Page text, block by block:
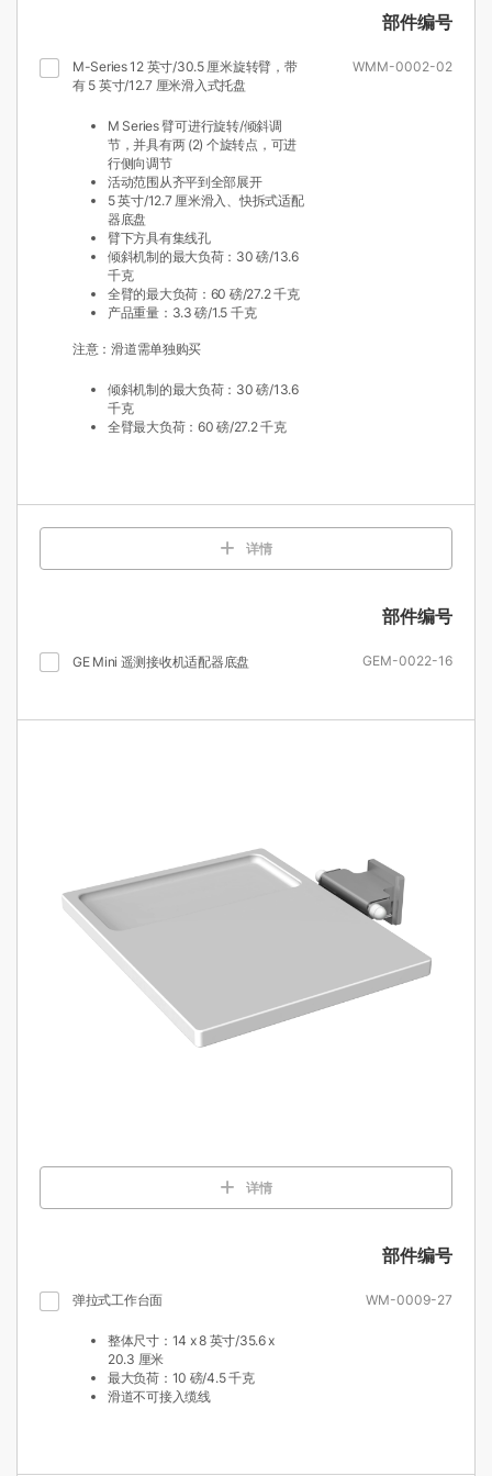
部件编号
M-Series 12 英寸/30.5 厘米旋转臂，带
有 5 英寸/12.7 厘米滑入式托盘
M Series 臂可进行旋转/倾斜调
节，并具有两 (2) 个旋转点，可进
行侧向调节
活动范围从齐平到全部展开
5 英寸/12.7 厘米滑入、快拆式适配
器底盘
臂下方具有集线孔
倾斜机制的最大负荷：30 磅/13.6
千克
全臂的最大负荷：60 磅/27.2 千克
产品重量：3.3 磅/1.5 千克
注意：滑道需单独购买
倾斜机制的最大负荷：30 磅/13.6
千克
全臂最大负荷：60 磅/27.2 千克
WMM-0002-02
详情
部件编号
GE Mini 遥测接收机适配器底盘 GEM-0022-16
详情
部件编号
弹拉式工作台面
整体尺寸：14 x 8 英寸/35.6 x
20.3 厘米
最大负荷：10 磅/4.5 千克
滑道不可接入缆线
WM-0009-27